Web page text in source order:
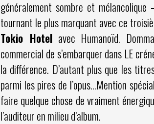
généralement sombre et
tournant le plus marquant avec ce
Tokio Hotelavec Humanoïd.
commercial de s’embarquer dans LE
la différence. D’autant plus que les
parmi les pires de l’opus…Mention
faire quelque chose de vraiment
l’auditeur en milieu d’album.